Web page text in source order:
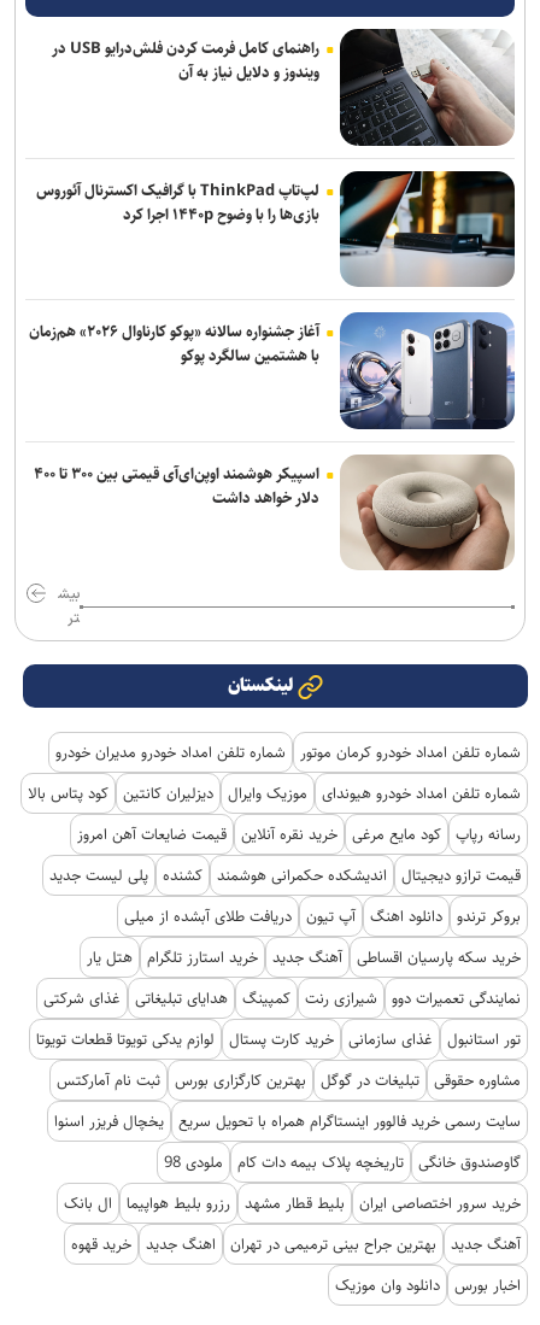
راهنمای کامل فرمت کردن فلش‌درایو USB در
ویندوز و دلایل نیاز به آن
لپ‌تاپ ThinkPad با گرافیک اکسترنال آئوروس
بازی‌ها را با وضوح ۱۴۴۰p اجرا کرد
آغاز جشنواره سالانه «پوکو کارناوال ۲۰۲۶» هم‌زمان
با هشتمین سالگرد پوکو
اسپیکر هوشمند اوپن‌ای‌آی قیمتی بین ۳۰۰ تا ۴۰۰
دلار خواهد داشت
بیش
تر
لینکستان
شماره تلفن امداد خودرو کرمان موتور
شماره تلفن امداد خودرو مدیران خودرو
شماره تلفن امداد خودرو هیوندای
موزیک وایرال دیزلیران کانتین کود پتاس بالا
رسانه رپاپ کود مایع مرغی خرید نقره آنلاین قیمت ضایعات آهن امروز
قیمت ترازو دیجیتال
اندیشکده حکمرانی هوشمند کشنده پلی لیست جدید
بروکر ترندو دانلود اهنگ آپ تیون دریافت طلای آبشده از میلی
خرید سکه پارسیان اقساطی آهنگ جدید خرید استارز تلگرام هتل یار
نمایندگی تعمیرات دوو
شیرازی رنت کمپینگ هدایای تبلیغاتی
غذای شرکتی
تور استانبول
غذای سازمانی خرید کارت پستال
لوازم یدکی تویوتا قطعات تویوتا
مشاوره حقوقی تبلیغات در گوگل بهترین کارگزاری بورس ثبت نام آمارکتس
سایت رسمی خرید فالوور اینستاگرام همراه با تحویل سریع یخچال فریزر اسنوا
گاوصندوق خانگی تاریخچه پلاک بیمه دات کام
ملودی 98
خرید سرور اختصاصی ایران
بلیط قطار مشهد رزرو بلیط هواپیما
ال بانک
آهنگ جدید
بهترین جراح بینی ترمیمی در تهران اهنگ جدید خرید قهوه
اخبار بورس دانلود وان موزیک